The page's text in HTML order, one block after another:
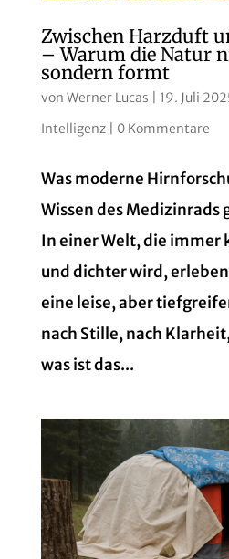
Zwischen Harzduft
– Warum die Natur
sondern formt
von Werner Lucas 19. Juli
Intelligenz| 0 Kommentare
Was moderne
Wissen des Medizinrads
In einer Welt, die immer
und dichter wird,
eine leise, aber
nach Stille, nach
was ist das...